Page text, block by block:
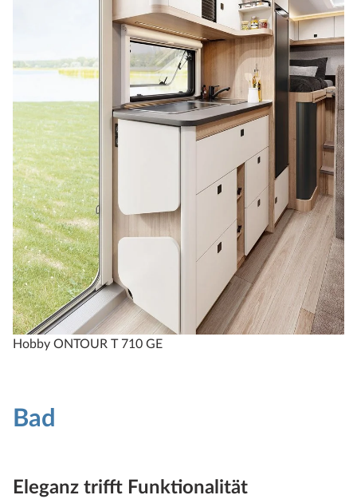
Hobby ONTOUR T 710 GE
Bad
Eleganz trifft Funktionalität